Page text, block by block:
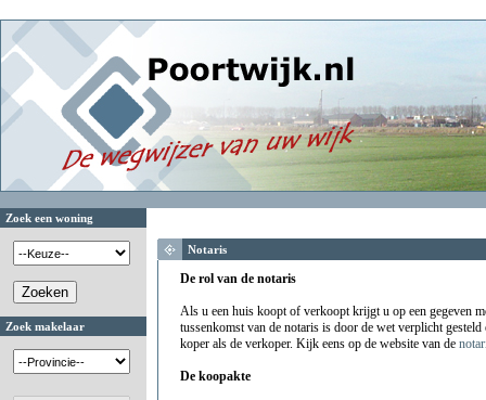
Zoek een woning
Zoek makelaar
Notaris
De rol van de notaris
Als u een huis koopt of verkoopt krijgt u op een gegeven
tussenkomst van de notaris is door de wet verplicht
koper als de verkoper. Kijk eens op de website van de
De koopakte